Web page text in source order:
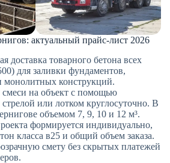
актуальный прайс-лист 2026
доставка товарного бетона всех
для заливки фундаментов,
монолитных конструкций.
на объект с помощью
стрелой или лотком круглосуточно. В
объемом 7, 9, 10 и 12 м³.
формируется индивидуально,
класса в25 и общий объем заказа.
смету без скрытых платежей